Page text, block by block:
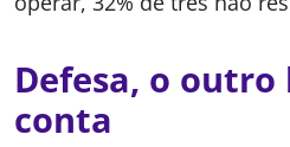
Defesa, o outro
conta